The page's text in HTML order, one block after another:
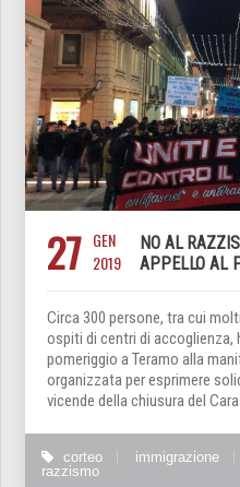
27 GEN
2019
NO AL
APPELLO AL
Circa 300 persone, tra cui
ospiti di centri di accoglienza,
pomeriggio a Teramo alla
organizzata per esprimere
vicende della chiusura del
corteo immigrazione
razzismo